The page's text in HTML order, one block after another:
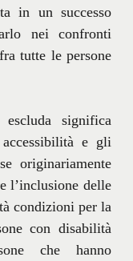
in un successo
nei confronti
tutte le persone
significa
e gli
originariamente
l’inclusione delle
condizioni per la
con disabilità
che hanno